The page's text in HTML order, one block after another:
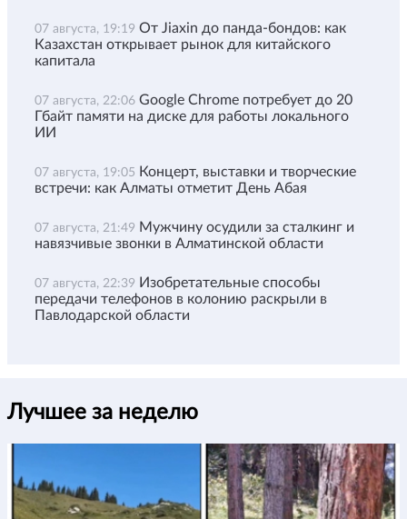
07 августа, 19:19 От Jiaxin до панда-бондов: как
Казахстан открывает рынок для китайского
капитала
07 августа, 22:06 Google Chrome потребует до 20
Гбайт памяти на диске для работы локального
ИИ
07 августа, 19:05 Концерт, выставки и творческие
встречи: как Алматы отметит День Абая
07 августа, 21:49 Мужчину осудили за сталкинг и
навязчивые звонки в Алматинской области
07 августа, 22:39 Изобретательные способы
передачи телефонов в колонию раскрыли в
Павлодарской области
Лучшее за неделю